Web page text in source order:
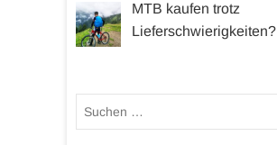
MTB kaufen trotz
Lieferschwierigkeiten?